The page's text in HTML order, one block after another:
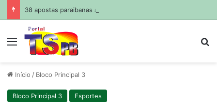
38 apostas paraibanas acertam a quadra da Mega-Sena
Menu
Início / Bloco Principal 3
Bloco Principal 3 Esportes